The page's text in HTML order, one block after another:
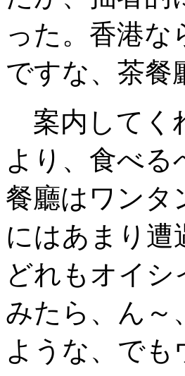
った。香港な
ですな、茶餐
案内してく
より、食べ
餐廳はワンタ
にはあまり遭
どれもオイ
みたら、ん～
ような、で